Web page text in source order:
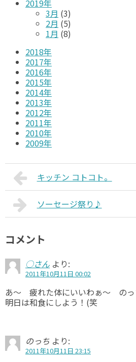
2019年
3月 (3)
2月 (5)
1月 (8)
2018年
2017年
2016年
2015年
2014年
2013年
2012年
2011年
2010年
2009年
キッチン コトコト。
ソーセージ祭り♪
コメント
○さん より:
2011年10月11日 00:02
あ～ 疲れた体にいいわぁ～ のっ
明日は和食にしよう！(笑
のっち より:
2011年10月11日 23:15